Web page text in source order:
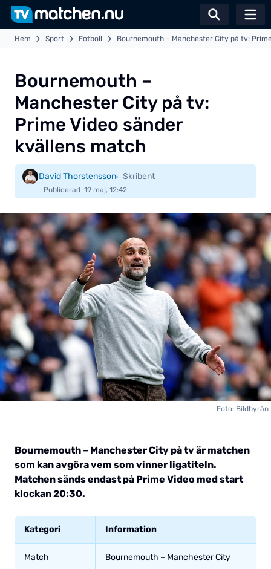
Växla
Hem Sport Fotboll Bournemouth – Manchester City på tv:
Bournemouth –
Manchester City på tv:
Prime Video sänder
kvällens match
David Thorstensson Skribent
Publicerad 19 maj, 12:42
Foto: Bildbyrån
Bournemouth – Manchester City på tv är matchen
som kan avgöra vem som vinner ligatiteln.
Matchen sänds endast på Prime Video med start
klockan 20:30.
Kategori Information
Match Bournemouth – Manchester City